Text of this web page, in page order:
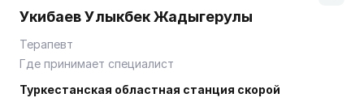
Укибаев Улыкбек Жадыгерулы
Терапевт
Где принимает специалист
Туркестанская областная станция скорой